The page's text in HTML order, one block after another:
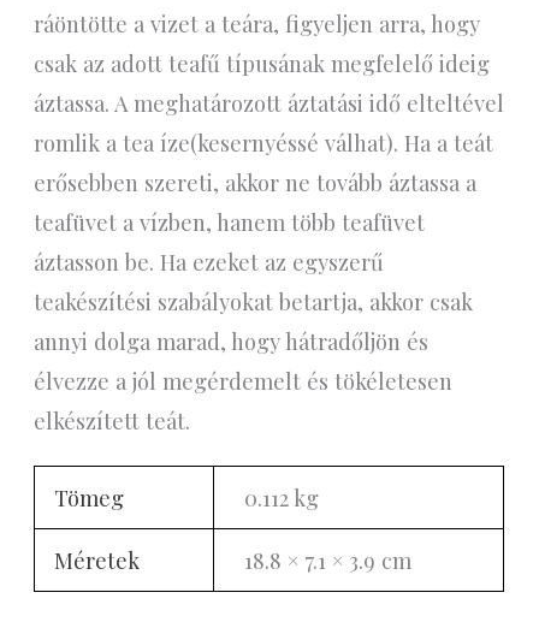
ráöntötte a vizet a teára, figyeljen arra, hogy
csak az adott teafű típusának megfelelő ideig
áztassa. A meghatározott áztatási idő elteltével
romlik a tea íze(kesernyéssé válhat). Ha a teát
erősebben szereti, akkor ne tovább áztassa a
teafüvet a vízben, hanem több teafüvet
áztasson be. Ha ezeket az egyszerű
teakészítési szabályokat betartja, akkor csak
annyi dolga marad, hogy hátradőljön és
élvezze a jól megérdemelt és tökéletesen
elkészített teát.
Tömeg 0.112 kg
Méretek 18.8 × 7.1 × 3.9 cm